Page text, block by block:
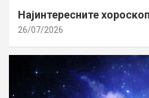
Најинтересните
26/07/2026